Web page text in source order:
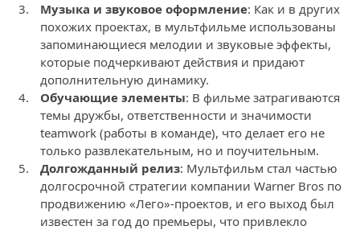
Музыка и звуковое оформление: Как и в других
похожих проектах, в мультфильме использованы
запоминающиеся мелодии и звуковые эффекты,
которые подчеркивают действия и придают
дополнительную динамику.
Обучающие элементы: В фильме затрагиваются
темы дружбы, ответственности и значимости
teamwork (работы в команде), что делает его не
только развлекательным, но и поучительным.
Долгожданный релиз: Мультфильм стал частью
долгосрочной стратегии компании Warner Bros по
продвижению «Лего»-проектов, и его выход был
известен за год до премьеры, что привлекло